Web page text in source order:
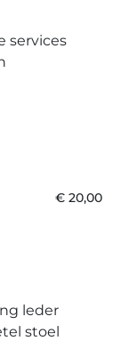
€ 20,00